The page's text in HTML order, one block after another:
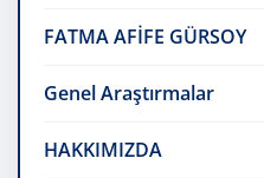
FATMA AFİFE GÜRSOY
Genel Araştırmalar
HAKKIMIZDA